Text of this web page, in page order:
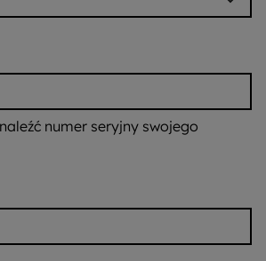
numer seryjny swojego